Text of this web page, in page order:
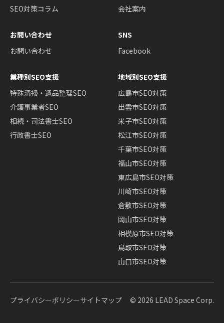
SEO対策コラム
会社案内
お問い合わせ
お問い合わせ
SNS
Facebook
業種別SEO支援
特殊清掃・遺品整理SEO
介護事業者SEO
相続・司法書士SEO
行政書士SEO
地域別SEO支援
広島市SEO対策
出雲市SEO対策
米子市SEO対策
松江市SEO対策
千葉市SEO対策
福山市SEO対策
東広島市SEO対策
川崎市SEO対策
倉敷市SEO対策
岡山市SEO対策
相模原市SEO対策
鳥取市SEO対策
山口市SEO対策
プライバシーポリシーサイトマップ © 2026 LEAD Space Corp.